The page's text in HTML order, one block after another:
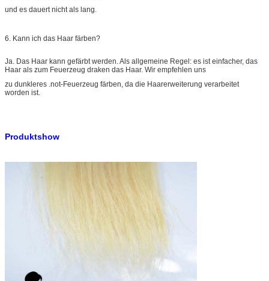
und es dauert nicht als lang.
6. Kann ich das Haar färben?
Ja. Das Haar kann gefärbt werden. Als allgemeine Regel: es ist einfacher, das
Haar als zum Feuerzeug draken das Haar. Wir empfehlen uns
zu dunkleres .not-Feuerzeug färben, da die Haarerweiterung verarbeitet
worden ist.
Produktshow